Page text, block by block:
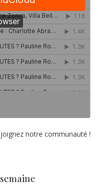
notre communauté !